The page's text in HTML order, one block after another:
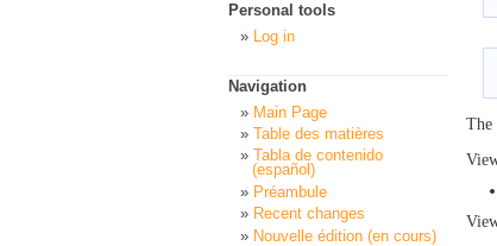
The
Personal tools
Log in
Navigation
Main Page
Table des matières
Tabla de contenido
(español)
Préambule
Recent changes
Nouvelle édition (en cours)